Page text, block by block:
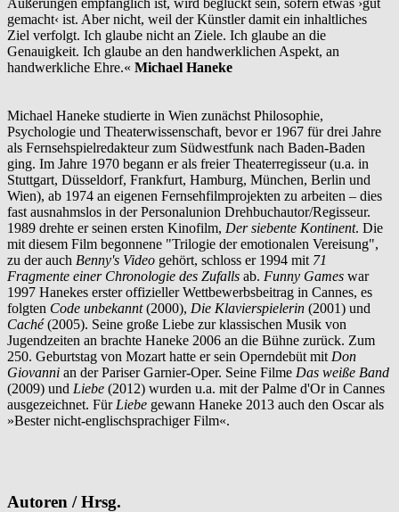
gemacht‹ ist. Aber nicht, weil der Künstler damit ein inhaltliches
Ziel verfolgt. Ich glaube nicht an Ziele. Ich glaube an die
Genauigkeit. Ich glaube an den handwerklichen Aspekt, an
handwerkliche Ehre.« Michael Haneke
Michael Haneke studierte in Wien zunächst Philosophie,
Psychologie und Theaterwissenschaft, bevor er 1967 für drei Jahre
als Fernsehspielredakteur zum Südwestfunk nach Baden-Baden
ging. Im Jahre 1970 begann er als freier Theaterregisseur (u.a. in
Stuttgart, Düsseldorf, Frankfurt, Hamburg, München, Berlin und
Wien), ab 1974 an eigenen Fernsehfilmprojekten zu arbeiten – dies
fast ausnahmslos in der Personalunion Drehbuchautor/Regisseur.
1989 drehte er seinen ersten Kinofilm, Der siebente Kontinent. Die
mit diesem Film begonnene "Trilogie der emotionalen Vereisung",
zu der auch Benny's Video gehört, schloss er 1994 mit 71
Fragmente einer Chronologie des Zufalls ab. Funny Games war
1997 Hanekes erster offizieller Wettbewerbsbeitrag in Cannes, es
folgten Code unbekannt(2000), Die Klavierspielerin (2001) und
Caché(2005). Seine große Liebe zur klassischen Musik von
Jugendzeiten an brachte Haneke 2006 an die Bühne zurück. Zum
250. Geburtstag von Mozart hatte er sein Operndebüt mit Don
Giovanni an der Pariser Garnier-Oper. Seine Filme Das weiße Band
(2009) und Liebe (2012) wurden u.a. mit der Palme d'Or in Cannes
ausgezeichnet. Für Liebe gewann Haneke 2013 auch den Oscar als
»Bester nicht-englischsprachiger Film«.
Autoren / Hrsg.